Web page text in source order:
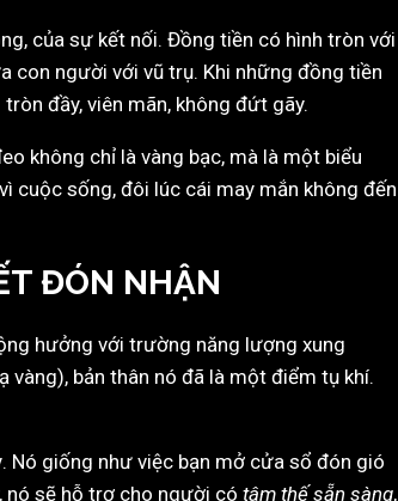
của sự kết nối. Đồng tiền có hình tròn với
con người với vũ trụ. Khi những đồng tiền
đầy, viên mãn, không đứt gãy.
không chỉ là vàng bạc, mà là một biểu
cuộc sống, đôi lúc cái may mắn không đến
ĐÓN NHẬN
hưởng với trường năng lượng xung
bản thân nó đã là một điểm tụ khí.
Nó giống như việc bạn mở cửa sổ đón gió
nó sẽ hỗ trợ cho người có tâm thế sẵn sàng,